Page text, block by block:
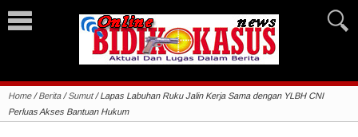
Home/Berita/Sumut/Lapas Labuhan Ruku Jalin Kerja Sama dengan YLBH CNI
Perluas Akses Bantuan Hukum